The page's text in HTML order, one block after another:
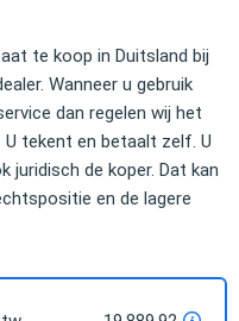
te koop in Duitsland bij
Wanneer u gebruik
dan regelen wij het
tekent en betaalt zelf. U
juridisch de koper. Dat kan
en de lagere